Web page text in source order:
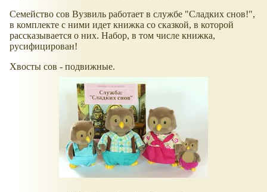
Семейство сов Вузвиль работает в службе "Сладких снов!",
в комплекте с ними идет книжка со сказкой, в которой
рассказывается о них. Набор, в том числе книжка,
русифицирован!
Хвосты сов - подвижные.